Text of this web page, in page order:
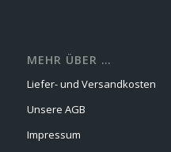
MEHR ÜBER …
Liefer- und Versandkosten
Unsere AGB
Impressum